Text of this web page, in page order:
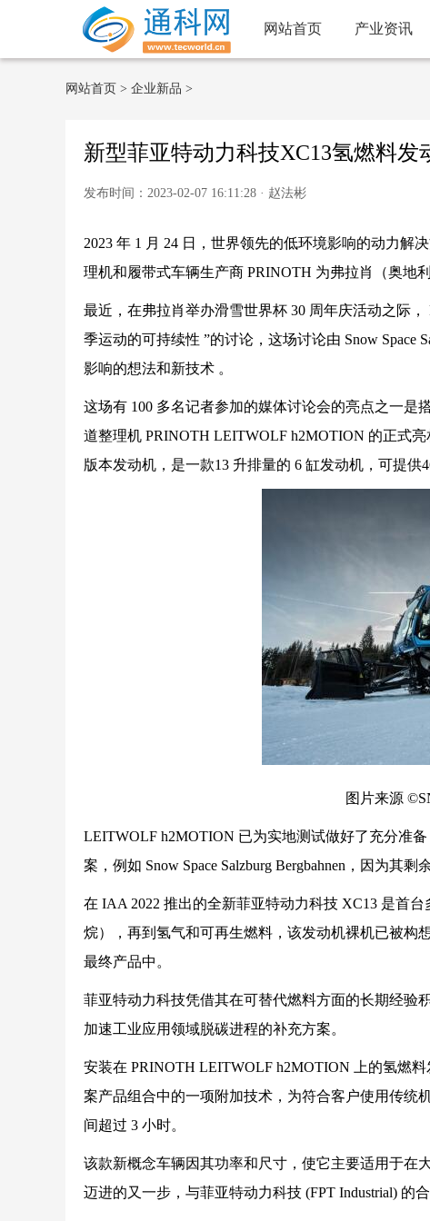
网站首页 产业资讯
网站首页 > 企业新品 >
新型菲亚特动力科技XC13氢燃料
发布时间：2023-02-07 16:11:28 · 赵法彬
2023 年 1 月 24 日，世界领先的低环境影响的动力解
理机和履带式车辆生产商 PRINOTH 为弗拉肖（奥地
最近，在弗拉肖举办滑雪世界杯 30 周年庆活动之际，
季运动的可持续性 ”的讨论，这场讨论由 Snow Space
影响的想法和新技术 。
这场有 100 多名记者参加的媒体讨论会的亮点之一是
道整理机 PRINOTH LEITWOLF h2MOTION 的正式
版本发动机，是一款13 升排量的 6 缸发动机，可提供
图片来源
LEITWOLF h2MOTION 已为实地测试做好了充分准
案，例如 Snow Space Salzburg Bergbahnen，因为其
在 IAA 2022 推出的全新菲亚特动力科技 XC13 是首
烷），再到氢气和可再生燃料，该发动机裸机已被构
最终产品中。
菲亚特动力科技凭借其在可替代燃料方面的长期经验
加速工业应用领域脱碳进程的补充方案。
安装在 PRINOTH LEITWOLF h2MOTION 上的氢燃
案产品组合中的一项附加技术，为符合客户使用传统
间超过 3 小时。
该款新概念车辆因其功率和尺寸，使它主要适用于在
迈进的又一步，与菲亚特动力科技 (FPT Industrial) 的